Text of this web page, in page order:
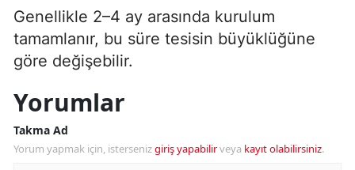
Genellikle 2–4 ay arasında kurulum
tamamlanır, bu süre tesisin büyüklüğüne
göre değişebilir.
Yorumlar
Takma Ad
Yorum yapmak için, istersenizgiriş yapabilirveya kayıt olabilirsiniz.